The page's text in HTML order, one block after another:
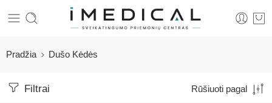
Pradžia Dušo Kėdės
Filtrai Rūšiuoti pagal